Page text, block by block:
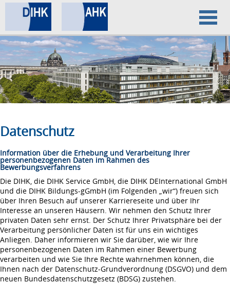
Home
Datenschutz
Impressum
Datenschutz
Information über die Erhebung und Verarbeitung Ihrer
personenbezogenen Daten im Rahmen des
Bewerbungsverfahrens
Die DIHK, die DIHK Service GmbH, die DIHK DEInternational GmbH
und die DIHK Bildungs-gGmbH (im Folgenden „wir“) freuen sich
über Ihren Besuch auf unserer Karriereseite und über Ihr
Interesse an unseren Häusern. Wir nehmen den Schutz Ihrer
privaten Daten sehr ernst. Der Schutz Ihrer Privatsphäre bei der
Verarbeitung persönlicher Daten ist für uns ein wichtiges
Anliegen. Daher informieren wir Sie darüber, wie wir Ihre
personenbezogenen Daten im Rahmen einer Bewerbung
verarbeiten und wie Sie Ihre Rechte wahrnehmen können, die
Ihnen nach der Datenschutz-Grundverordnung (DSGVO) und dem
neuen Bundesdatenschutzgesetz (BDSG) zustehen.